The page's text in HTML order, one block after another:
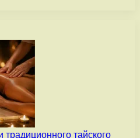
традиционного тайского